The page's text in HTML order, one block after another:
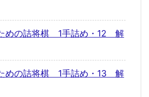
めの詰将棋 1手詰め・12 解
めの詰将棋 1手詰め・13 解